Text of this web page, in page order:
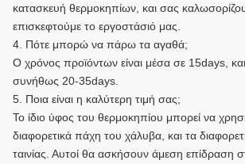
κατασκευή θερμοκηπίων, και σας
επισκεφτούμε το εργοστάσιό μας.
4. Πότε μπορώ να πάρω τα αγαθά;
Ο χρόνος προϊόντων είναι μέσα σε 15days, και
συνήθως 20-35days.
5. Ποια είναι η καλύτερη τιμή σας;
Το ίδιο ύφος του θερμοκηπίου μπορεί να
διαφορετικά πάχη του χάλυβα, και τα
ταινίας. Αυτοί θα ασκήσουν άμεση επίδραση